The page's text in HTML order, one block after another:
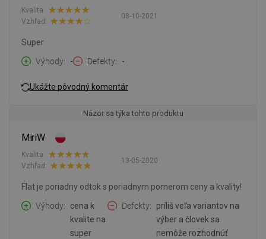
08-10-2021
Kvalita:
Vzhľad:
Super
Výhody
- Defekty -
Ukážte pôvodný komentár
Názor sa týka tohto produktu
MiriW
13-05-2020
Kvalita:
Vzhľad:
Flat je poriadny odtok s poriadnym pomerom ceny a kvality!
Výhody
cena k
kvalite na
super
Defekty
príliš veľa variantov na
výber a človek sa
nemôže rozhodnúť